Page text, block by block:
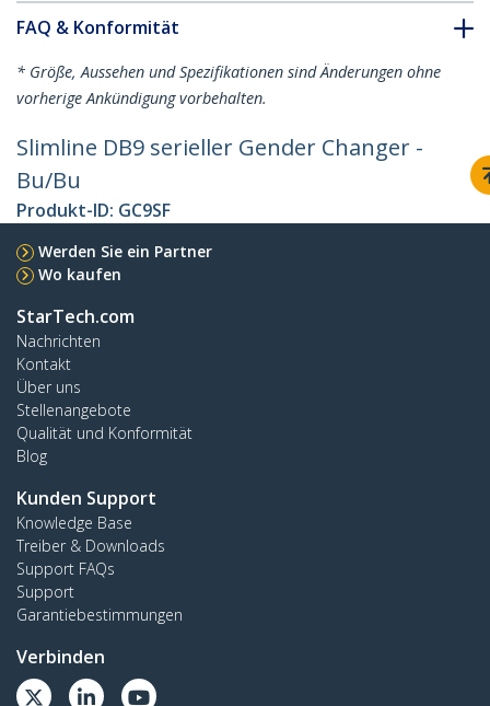
FAQ & Konformität
* Größe, Aussehen und Spezifikationen sind Änderungen ohne
vorherige Ankündigung vorbehalten.
Slimline DB9 serieller Gender Changer -
Bu/Bu
Produkt-ID: GC9SF
Werden Sie ein Partner
Wo kaufen
StarTech.com
Nachrichten
Kontakt
Über uns
Stellenangebote
Qualität und Konformität
Blog
Kunden Support
Knowledge Base
Treiber & Downloads
Support FAQs
Support
Garantiebestimmungen
Verbinden